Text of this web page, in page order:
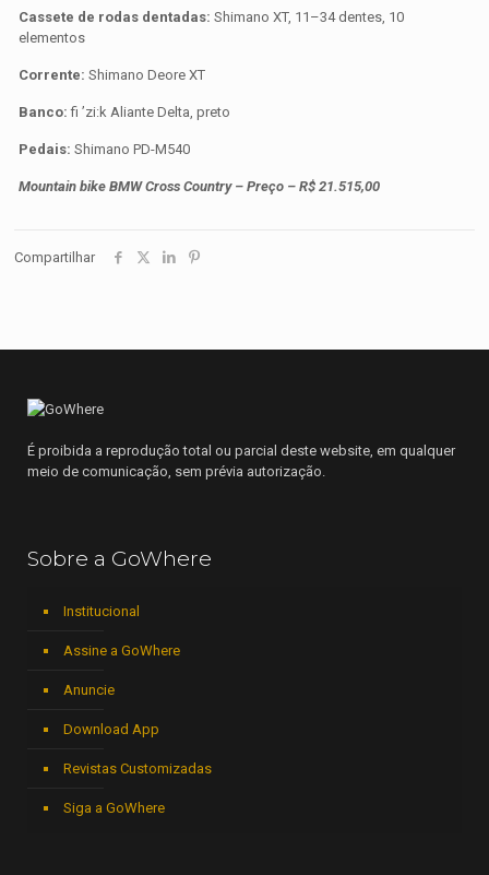
Cassete de rodas dentadas: Shimano XT, 11–34 dentes, 10
elementos
Corrente: Shimano Deore XT
Banco: fi ’zi:k Aliante Delta, preto
Pedais: Shimano PD-M540
Mountain bike BMW Cross Country – Preço – R$ 21.515,00
Compartilhar
É proibida a reprodução total ou parcial deste website, em qualquer
meio de comunicação, sem prévia autorização.
Sobre a GoWhere
Institucional
Assine a GoWhere
Anuncie
Download App
Revistas Customizadas
Siga a GoWhere